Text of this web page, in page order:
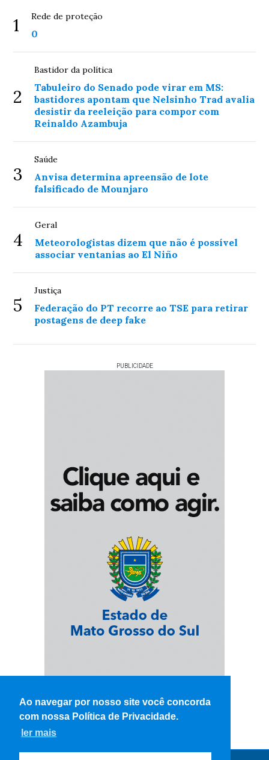
Ao navegar por nosso site você concorda
com nossa Política de Privacidade.
ler mais
1 Rede de proteção
0
2
Bastidor da política
Tabuleiro do Senado pode virar em MS:
bastidores apontam que Nelsinho Trad avalia
desistir da reeleição para compor com
Reinaldo Azambuja
3
Saúde
Anvisa determina apreensão de lote
falsificado de Mounjaro
4
Geral
Meteorologistas dizem que não é possível
associar ventanias ao El Niño
5
Justiça
Federação do PT recorre ao TSE para retirar
postagens de deep fake
PUBLICIDADE